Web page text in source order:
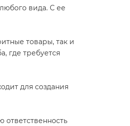
вида. С ее
товары, так и
где требуется
для создания
ответственность